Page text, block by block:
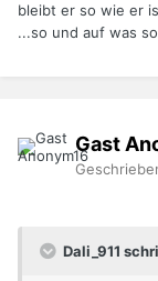
bleibt er so wie er
...so und auf was
Gast
Dali_911